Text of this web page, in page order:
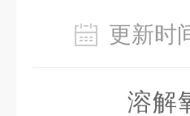
更新
溶解氧